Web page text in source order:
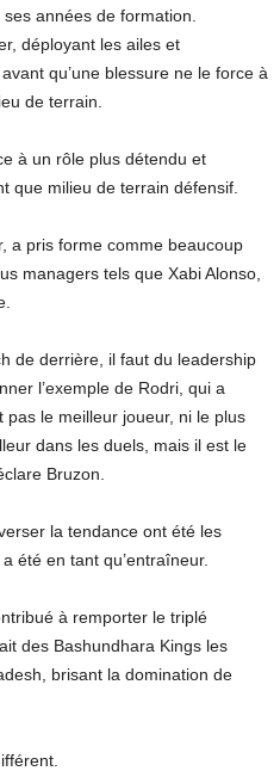
années de formation.
déployant les ailes et
qu’une blessure ne le force à
de terrain.
à un rôle plus détendu et
que milieu de terrain défensif.
a pris forme comme beaucoup
managers tels que Xabi Alonso,
de derrière, il faut du leadership
l’exemple de Rodri, qui a
pas le meilleur joueur, ni le plus
dans les duels, mais il est le
Bruzon.
la tendance ont été les
été en tant qu’entraîneur.
à remporter le triplé
des Bashundhara Kings les
brisant la domination de